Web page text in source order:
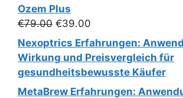
Ozem Plus
€79.00 Ursprünglicher
Preis
war:
€79.00
€39.00
Preis
ist:
€39.00.
Nexoptrics Erfahrungen:
Wirkung und Preisvergleich für
gesundheitsbewusste Käufer
MetaBrew Erfahrungen: